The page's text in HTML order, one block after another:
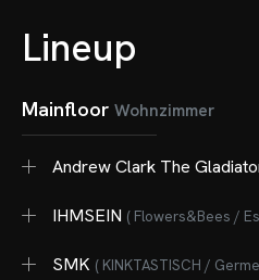
Lineup
Mainfloor Wohnzimmer
Andrew Clark The
IHMSEIN ( Flowers&Bees /
SMK ( KINKTASTISCH /